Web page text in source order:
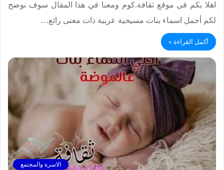
اهلا بكم في موقع ثقافة.كوم ومعنا في هذا المقال سوف نوضح
لكم أجمل اسماء بنات مسيحية عربية ذات معنى رائع…
أكمل القراءة »
الاسرة والمجتمع